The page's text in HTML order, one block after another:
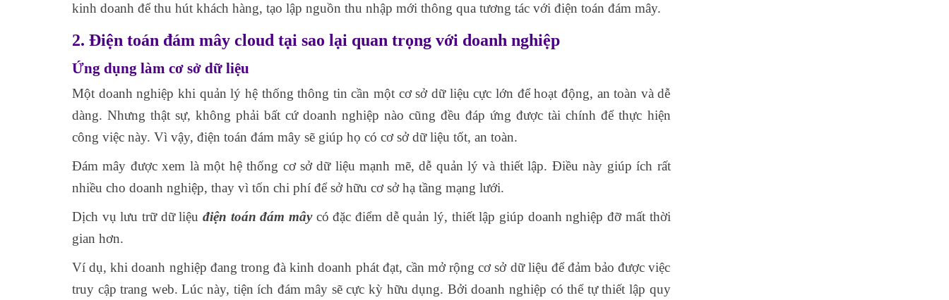
kinh doanh để thu hút khách hàng, tạo lập nguồn thu nhập mới thông qua tương tác với điện toán đám mây.
2. Điện toán đám mây cloud tại sao lại quan trọng với doanh nghiệp
Ứng dụng làm cơ sở dữ liệu
Một doanh nghiệp khi quản lý hệ thống thông tin cần một cơ sở dữ liệu cực lớn để hoạt động, an toàn và dễ
dàng. Nhưng thật sự, không phải bất cứ doanh nghiệp nào cũng đều đáp ứng được tài chính để thực hiện
công việc này. Vì vậy, điện toán đám mây sẽ giúp họ có cơ sở dữ liệu tốt, an toàn.
Đám mây được xem là một hệ thống cơ sở dữ liệu mạnh mẽ, dễ quản lý và thiết lập. Điều này giúp ích rất
nhiều cho doanh nghiệp, thay vì tốn chi phí để sở hữu cơ sở hạ tầng mạng lưới.
Dịch vụ lưu trữ dữ liệuđiện toán đám mây có đặc điểm dễ quản lý, thiết lập giúp doanh nghiệp đỡ mất thời
gian hơn.
Ví dụ, khi doanh nghiệp đang trong đà kinh doanh phát đạt, cần mở rộng cơ sở dữ liệu để đảm bảo được việc
truy cập trang web. Lúc này, tiện ích đám mây sẽ cực kỳ hữu dụng. Bởi doanh nghiệp có thể tự thiết lập quy